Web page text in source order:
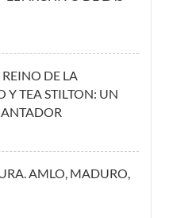
DE LA
Y TEA STILTON: UN
AMLO, MADURO,